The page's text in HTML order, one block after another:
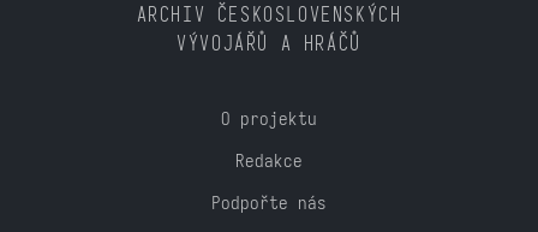
ARCHIV ČESKOSLOVENSKÝCH
VÝVOJÁŘŮ A HRÁČŮ
O projektu
Redakce
Podpořte nás